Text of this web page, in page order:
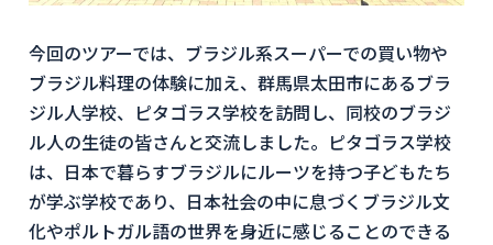
今回のツアーでは、ブラジル系スーパーでの買い物や
ブラジル料理の体験に加え、群馬県太田市にあるブラ
ジル人学校、ピタゴラス学校を訪問し、同校のブラジ
ル人の生徒の皆さんと交流しました。ピタゴラス学校
は、日本で暮らすブラジルにルーツを持つ子どもたち
が学ぶ学校であり、日本社会の中に息づくブラジル文
化やポルトガル語の世界を身近に感じることのできる